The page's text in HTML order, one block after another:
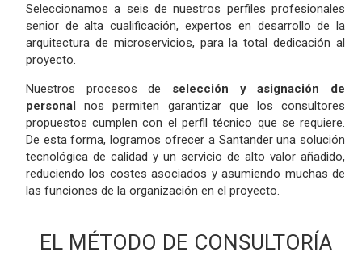
Seleccionamos a seis de nuestros perfiles profesionales
senior de alta cualificación, expertos en desarrollo de la
arquitectura de microservicios, para la total dedicación al
proyecto.
Nuestros procesos de selección y asignación de
personal
nos permiten garantizar que los consultores
propuestos cumplen con el perfil técnico que se requiere.
De esta forma, logramos ofrecer a Santander una solución
tecnológica de calidad y un servicio de alto valor añadido,
reduciendo los costes asociados y asumiendo muchas de
las funciones de la organización en el proyecto.
EL MÉTODO DE CONSULTORÍA